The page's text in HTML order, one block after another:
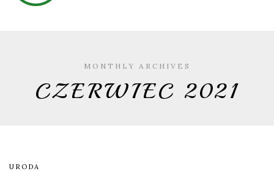
MONTHLY ARCHIVES
CZERWIEC 2021
URODA